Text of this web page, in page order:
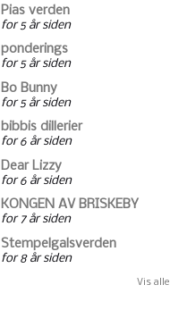
Pias verden
for 5 år siden
ponderings
for 5 år siden
Bo Bunny
for 5 år siden
bibbis dillerier
for 6 år siden
Dear Lizzy
for 6 år siden
KONGEN AV BRISKEBY
for 7 år siden
Stempelgalsverden
for 8 år siden
Vis alle